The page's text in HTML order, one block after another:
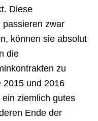
Diese
zwar
können sie absolut
die
zu
2015 und 2016
ziemlich gutes
Ende der